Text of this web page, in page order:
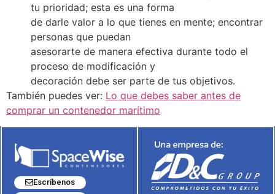
tu prioridad; esta es una forma
de darle valor a lo que tienes en mente; encontrar
personas que puedan
asesorarte de manera efectiva durante todo el
proceso de modificación y
decoración debe ser parte de tus objetivos.
También puedes ver: Lo que debes saber antes de
comprar un contenedor marítimo
Escríbenos